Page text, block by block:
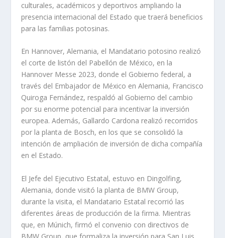
culturales, académicos y deportivos ampliando la
presencia internacional del Estado que traerá beneficios
para las familias potosinas.
En Hannover, Alemania, el Mandatario potosino realizó
el corte de listón del Pabellón de México, en la
Hannover Messe 2023, donde el Gobierno federal, a
través del Embajador de México en Alemania, Francisco
Quiroga Fernández, respaldó al Gobierno del cambio
por su enorme potencial para incentivar la inversión
europea. Además, Gallardo Cardona realizó recorridos
por la planta de Bosch, en los que se consolidó la
intención de ampliación de inversión de dicha compañía
en el Estado.
El Jefe del Ejecutivo Estatal, estuvo en Dingolfing,
Alemania, donde visitó la planta de BMW Group,
durante la visita, el Mandatario Estatal recorrió las
diferentes áreas de producción de la firma. Mientras
que, en Múnich, firmó el convenio con directivos de